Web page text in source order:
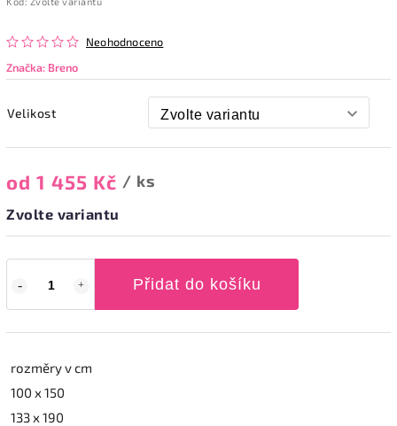
Neohodnoceno
Značka: Breno
Velikost
od 1 455 Kč / ks
Zvolte variantu
Přidat do košíku
rozměry v cm
100 x 150
133 x 190